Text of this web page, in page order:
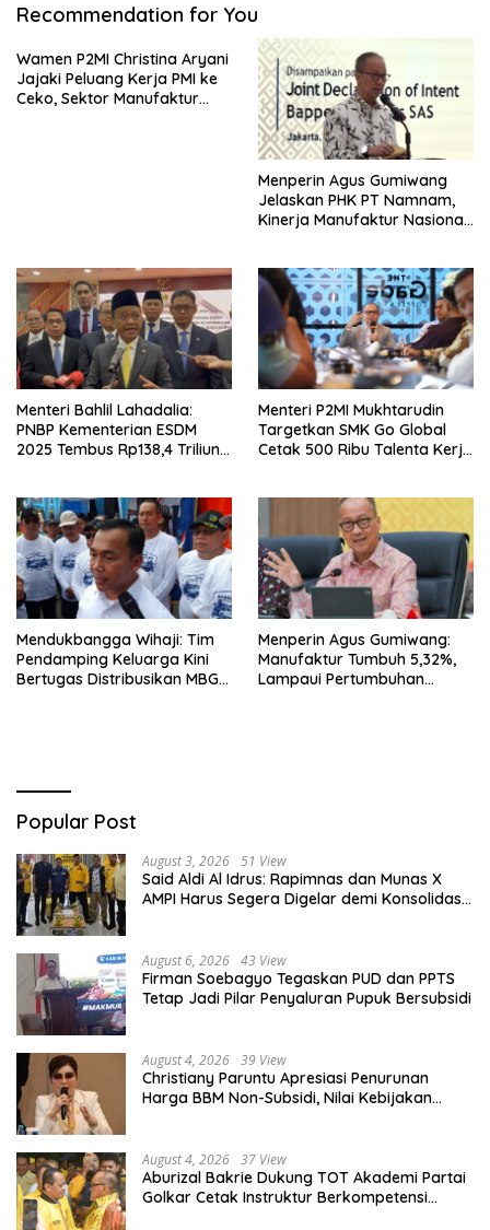
Recommendation for You
Wamen P2MI Christina Aryani
Jajaki Peluang Kerja PMI ke
Ceko, Sektor Manufaktur
Menperin Agus Gumiwang
Jelaskan PHK PT Namnam,
Kinerja Manufaktur Nasional
Menteri Bahlil Lahadalia:
PNBP Kementerian ESDM
2025 Tembus Rp138,4 Triliun,
Menteri P2MI Mukhtarudin
Targetkan SMK Go Global
Cetak 500 Ribu Talenta Kerja
Mendukbangga Wihaji: Tim
Pendamping Keluarga Kini
Bertugas Distribusikan MBG
Menperin Agus Gumiwang:
Manufaktur Tumbuh 5,32%,
Lampaui Pertumbuhan
Popular Post
August 3, 2026 51 View
Said Aldi Al Idrus: Rapimnas dan Munas X
AMPI Harus Segera Digelar demi Konsolidasi
August 6, 2026 43 View
Firman Soebagyo Tegaskan PUD dan PPTS
Tetap Jadi Pilar Penyaluran Pupuk Bersubsidi
August 4, 2026 39 View
Christiany Paruntu Apresiasi Penurunan
Harga BBM Non-Subsidi, Nilai Kebijakan
August 4, 2026 37 View
Aburizal Bakrie Dukung TOT Akademi Partai
Golkar Cetak Instruktur Berkompetensi